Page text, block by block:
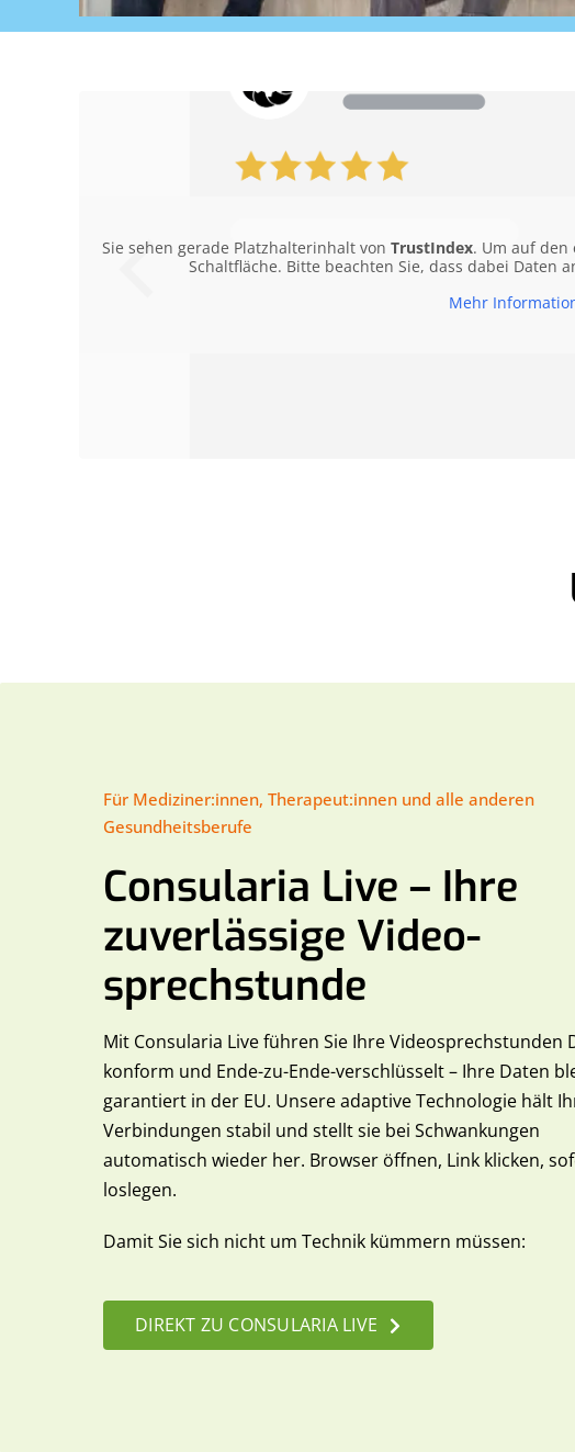
Sie sehen gerade Platzhalterinhalt vonTrustIndex. Um auf
Schaltfläche. Bitte beachten Sie, dass dabei Daten
Mehr
Für Mediziner:innen, Therapeut:innen und alle anderen
Gesundheitsberufe
Consularia Live – Ihre
zuverlässige Video­
sprechstunde
Mit Consularia Live führen Sie Ihre Videosprechstunden
konform und Ende-zu-Ende-verschlüsselt – Ihre Daten
garantiert in der EU. Unsere adaptive Technologie hält
Verbindungen stabil und stellt sie bei Schwankungen
automatisch wieder her. Browser öffnen, Link klicken,
loslegen.
Damit Sie sich nicht um Technik kümmern müssen:
DIREKT ZU CONSULARIA LIVE